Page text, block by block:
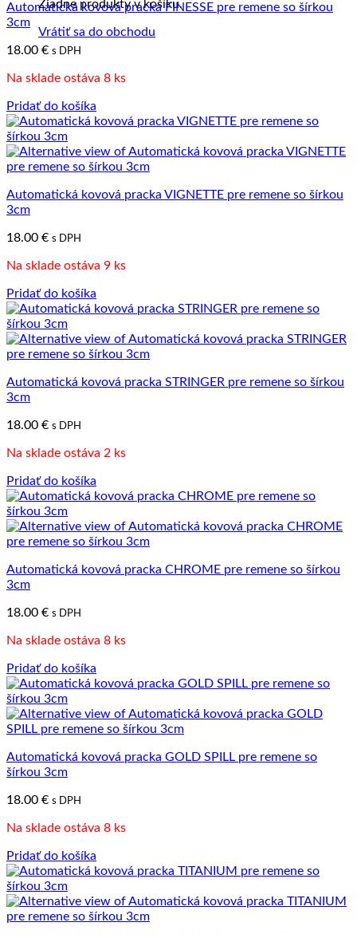
Žiadne produkty v košíku.
Vrátiť sa do obchodu
Automatická kovová pracka FINESSE pre remene so šírkou
3cm
18.00 € s DPH
Na sklade ostáva 8 ks
Pridať do košíka
Automatická kovová pracka VIGNETTE pre remene so šírkou
3cm
18.00 € s DPH
Na sklade ostáva 9 ks
Pridať do košíka
Automatická kovová pracka STRINGER pre remene so šírkou
3cm
18.00 € s DPH
Na sklade ostáva 2 ks
Pridať do košíka
Automatická kovová pracka CHROME pre remene so šírkou
3cm
18.00 € s DPH
Na sklade ostáva 8 ks
Pridať do košíka
Automatická kovová pracka GOLD SPILL pre remene so
šírkou 3cm
18.00 € s DPH
Na sklade ostáva 8 ks
Pridať do košíka